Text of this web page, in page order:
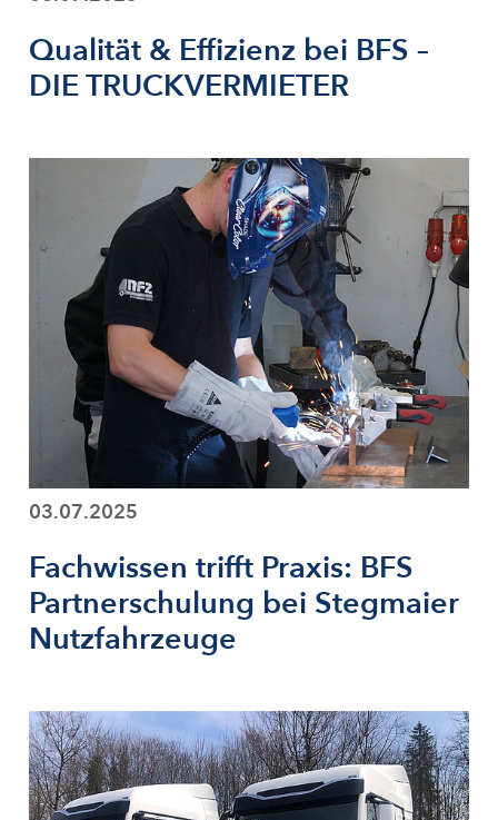
Qualität & Effizienz bei BFS –
DIE TRUCKVERMIETER
03.07.2025
Fachwissen trifft Praxis: BFS
Partnerschulung bei Stegmaier
Nutzfahrzeuge